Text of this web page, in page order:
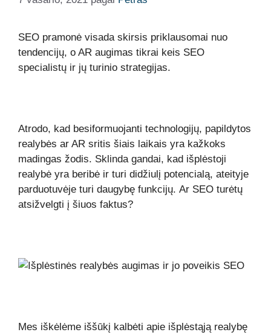
SEO pramonė visada skirsis priklausomai nuo
tendencijų, o AR augimas tikrai keis SEO
specialistų ir jų turinio strategijas.
Atrodo, kad besiformuojanti technologijų, papildytos
realybės ar AR sritis šiais laikais yra kažkoks
madingas žodis. Sklinda gandai, kad išplėstoji
realybė yra beribė ir turi didžiulį potencialą, ateityje
parduotuvėje turi daugybę funkcijų. Ar SEO turėtų
atsižvelgti į šiuos faktus?
Mes iškėlėme iššūkį kalbėti apie išplėstąją realybę